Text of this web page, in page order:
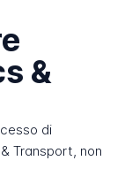
&
di
Transport, non